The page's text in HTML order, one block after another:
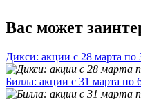
Вас может
Дикси: акции с 28 марта по
Билла: акции с 31 марта по